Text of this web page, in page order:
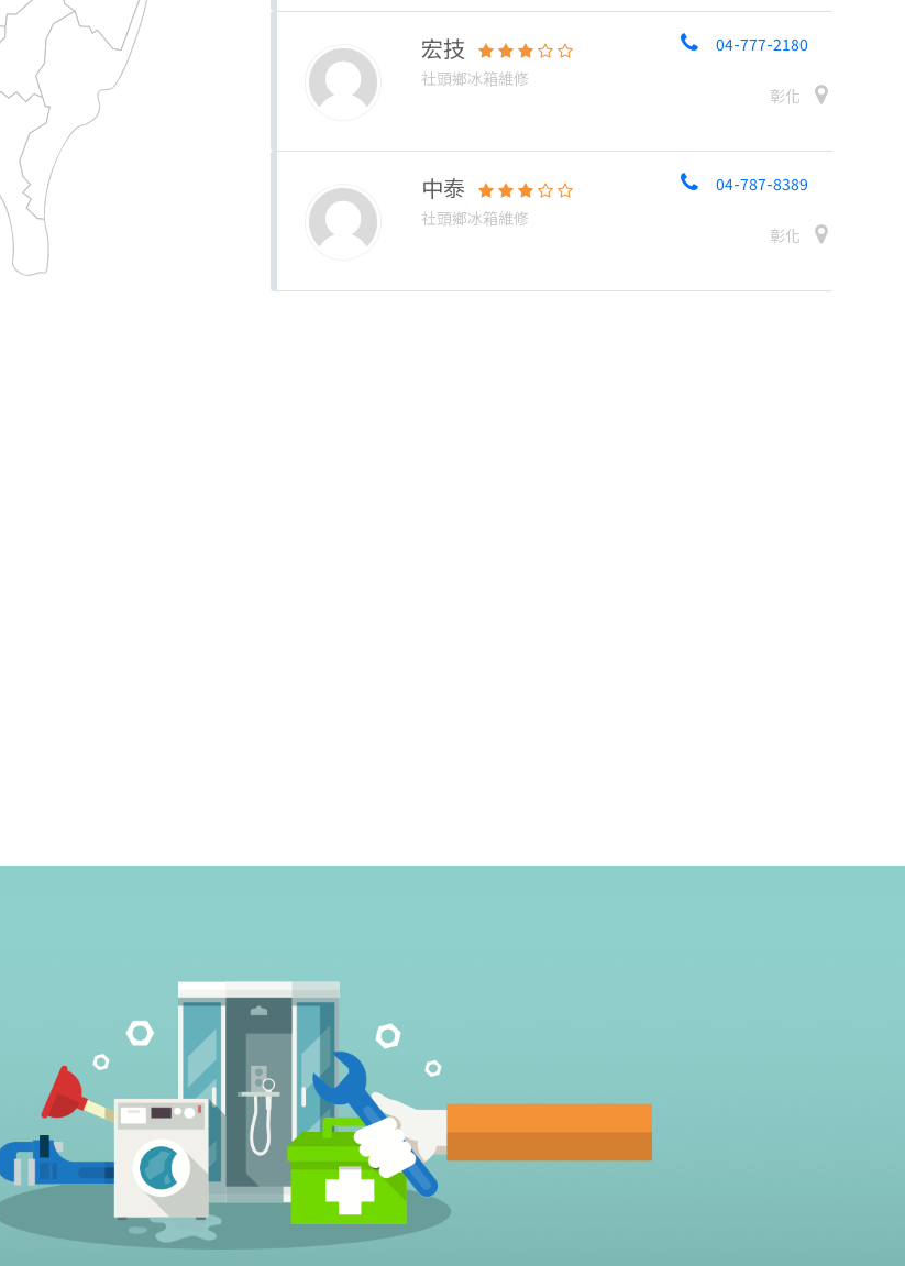
台東
宏技
社頭鄉冰箱維修
04-777-2180
彰化
中泰
社頭鄉冰箱維修
04-787-8389
彰化